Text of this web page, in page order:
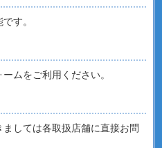
す。
ムをご利用ください。
しては各取扱店舗に直接お問